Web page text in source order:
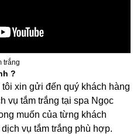
trắng
?
xin gửi đến quý khách hàng
vụ tắm trắng tại spa Ngọc
muốn của từng khách
vụ tắm trắng phù hợp.